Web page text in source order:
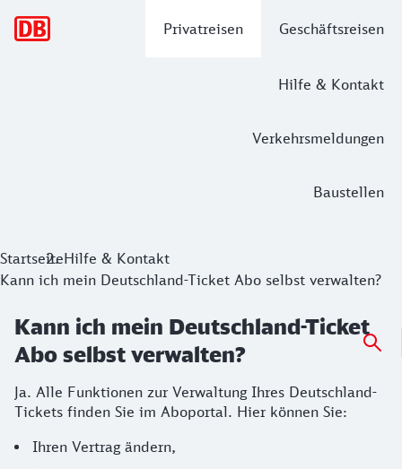
Privatreisen Geschäftsreisen
Hilfe & Kontakt
Verkehrsmeldungen
Baustellen
StartseiteHilfe & Kontakt
Kann ich mein Deutschland-Ticket Abo selbst verwalten?
Kann ich mein Deutschland-Ticket
Abo selbst verwalten?
Ja. Alle Funktionen zur Verwaltung Ihres Deutschland-
Tickets finden Sie im Aboportal. Hier können Sie:
Ihren Vertrag ändern,